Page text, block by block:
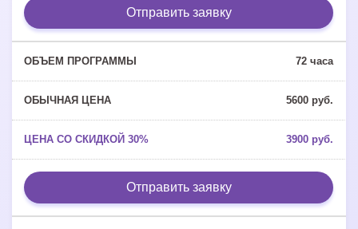
Отправить заявку
72 часа
5600 руб.
3900 руб.
Отправить заявку